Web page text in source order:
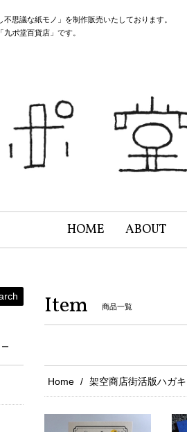
思議な紙モノ」を制作販売いたしております。
ポ堂百貨店」です。
HOME ABOUT
Item 商品一覧
Home 架空商店街活版ハガキ